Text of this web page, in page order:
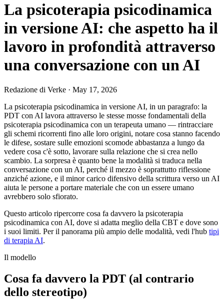
La psicoterapia psicodinamica
in versione AI: che aspetto ha il
lavoro in profondità attraverso
una conversazione con un AI
Redazione di Verke · May 17, 2026
La psicoterapia psicodinamica in versione AI, in un paragrafo: la
PDT con AI lavora attraverso le stesse mosse fondamentali della
psicoterapia psicodinamica con un terapeuta umano — rintracciare
gli schemi ricorrenti fino alle loro origini, notare cosa stanno facendo
le difese, sostare sulle emozioni scomode abbastanza a lungo da
vedere cosa c'è sotto, lavorare sulla relazione che si crea nello
scambio. La sorpresa è quanto bene la modalità si traduca nella
conversazione con un AI, perché il mezzo è soprattutto riflessione
anziché azione, e il minor carico difensivo della scrittura verso un AI
aiuta le persone a portare materiale che con un essere umano
avrebbero solo sfiorato.
Questo articolo ripercorre cosa fa davvero la psicoterapia
psicodinamica con AI, dove si adatta meglio della CBT e dove sono
i suoi limiti. Per il panorama più ampio delle modalità, vedi l'hub tipi
di terapia AI.
Il modello
Cosa fa davvero la PDT (al contrario
dello stereotipo)